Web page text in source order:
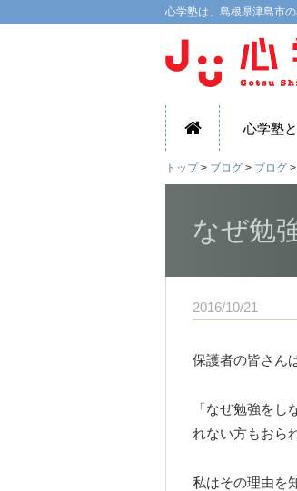
心学塾は、島根県津島市
心学塾
トップ> ブログ > ブログ
なぜ勉
2016/10/21
保護者の皆さん
「なぜ勉強を
れない方もおら
私はその理由を